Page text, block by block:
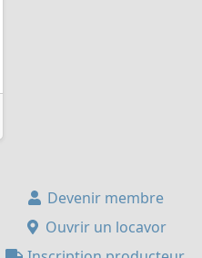
Devenir membre
Ouvrir un locavor